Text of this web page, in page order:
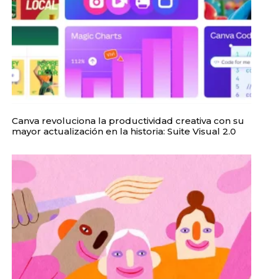
Canva revoluciona la productividad creativa con su
mayor actualización en la historia: Suite Visual 2.0